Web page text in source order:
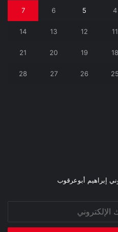
4
5
6
7
11
12
13
14
18
19
20
21
25
26
27
28
إبراهيم أبوعرقوب